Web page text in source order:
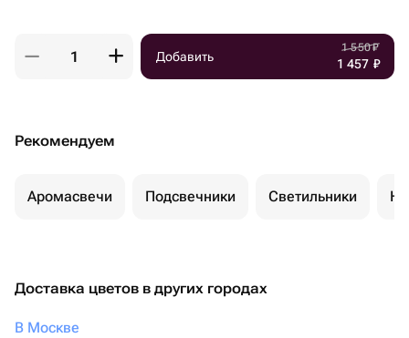
Добавить
1 550₽
1 457 ₽
Рекомендуем
Аромасвечи Подсвечники Светильники
Доставка цветов в других городах
В Москве